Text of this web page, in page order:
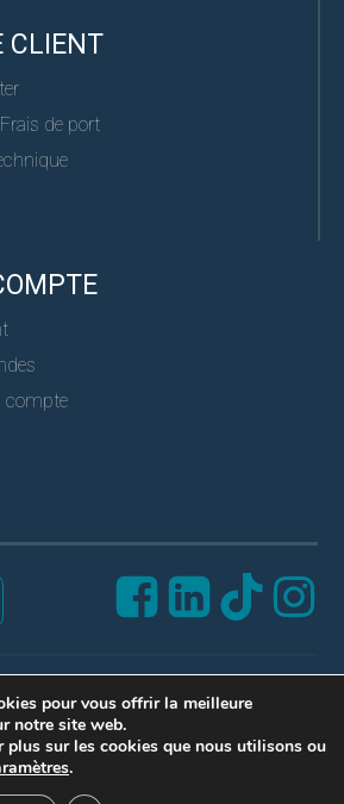
CLIENT
de port
compte
pour vous offrir la meilleure
notre site web.
plus sur les cookies que nous utilisons ou
.